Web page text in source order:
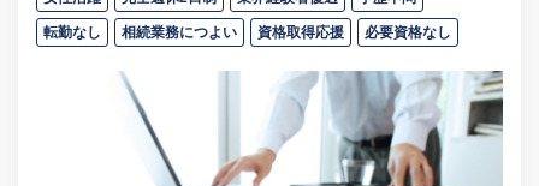
転勤なし 相続業務につよい 資格取得応援 必要資格なし